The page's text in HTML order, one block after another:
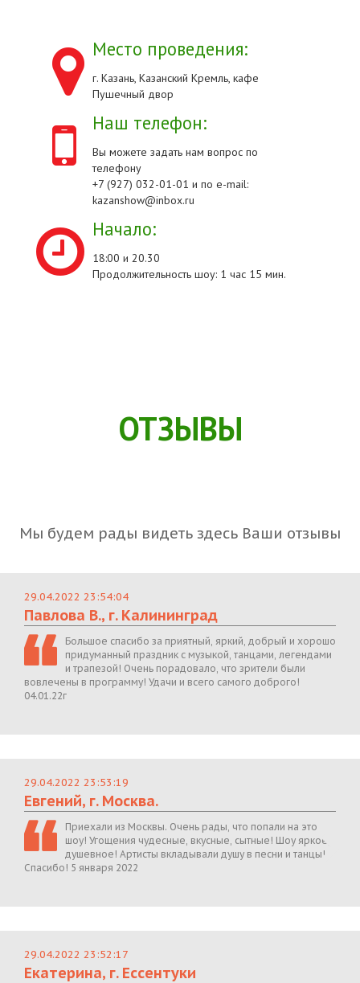
Место проведения:
г. Казань, Казанский Кремль, кафе
Пушечный двор
Наш телефон:
Вы можете задать нам вопрос по
телефону
+7 (927) 032-01-01 и по e-mail:
kazanshow@inbox.ru
Начало:
18:00 и 20.30
Продолжительность шоу: 1 час 15 мин.
ОТЗЫВЫ
Мы будем рады видеть здесь Ваши отзывы
29.04.2022 23:54:04
Павлова В., г. Калининград
Большое спасибо за приятный, яркий, добрый и хорошо
придуманный праздник с музыкой, танцами, легендами
и трапезой! Очень порадовало, что зрители были
вовлечены в программу! Удачи и всего самого доброго!
04.01.22г
29.04.2022 23:53:19
Евгений, г. Москва.
Приехали из Москвы. Очень рады, что попали на это
шоу! Угощения чудесные, вкусные, сытные! Шоу яркое,
душевное! Артисты вкладывали душу в песни и танцы!
Спасибо! 5 января 2022
29.04.2022 23:52:17
Екатерина, г. Ессентуки